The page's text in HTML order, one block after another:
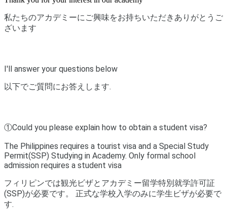
私たちのアカデミーにご興味をお持ちいただきありがとうご
ざいます
I'll answer your questions below
以下でご質問にお答えします.
①Could you please explain how to obtain a student visa?
The Philippines requires a tourist visa and a Special Study
Permit(SSP) Studying in Academy. Only formal school
admission requires a student visa
フィリピンでは観光ビザとアカデミー留学特別就学許可証
(SSP)が必要です。 正式な学校入学のみに学生ビザが必要で
す.